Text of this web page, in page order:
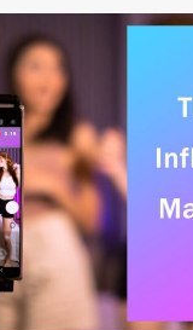
NARZĘDZI
MARKETINGOWYCH
OPARTYCH
NA
SZTUCZNEJ
INTELIGENCJI,
KTÓRE
POMOGĄ
ROZWIJAĆ
TWOJĄ